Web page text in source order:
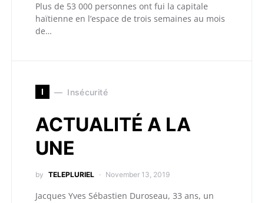
Plus de 53 000 personnes ont fui la capitale
haïtienne en l’espace de trois semaines au mois
de…
I Insécurité
ACTUALITÉ A LA
UNE
by TELEPLURIEL November 13, 2019
Jacques Yves Sébastien Duroseau, 33 ans, un